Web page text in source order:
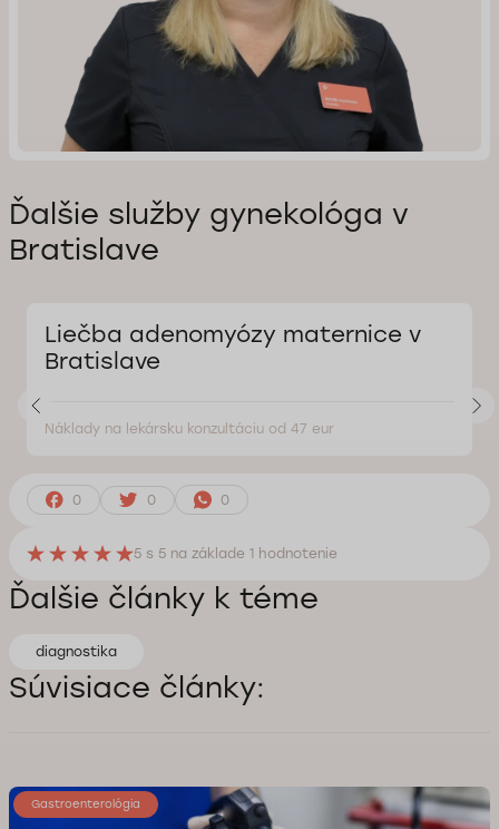
Ďalšie služby gynekológa v
Bratislave
Liečba adenomyózy maternice v
Bratislave
Náklady na lekársku konzultáciu od 47 eur
0 0 0
5 s 5 na základe 1 hodnotenie
Ďalšie články k téme
diagnostikа
Súvisiace články:
Gastroenterológia